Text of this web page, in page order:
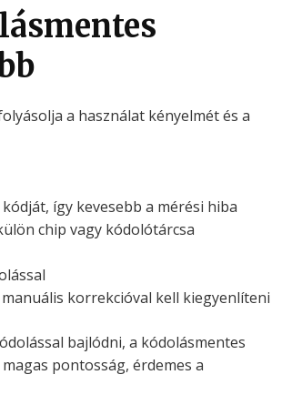
a használat kényelmét és a
így kevesebb a mérési hiba
chip vagy kódolótárcsa
korrekcióval kell kiegyenlíteni
bajlódni, a kódolásmentes
pontosság, érdemes a